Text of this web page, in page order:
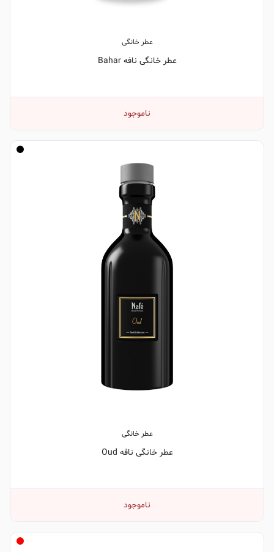
عطر خانگی
عطر خانگی نافه Bahar
ناموجود
عطر خانگی
عطر خانگی نافه Oud
ناموجود